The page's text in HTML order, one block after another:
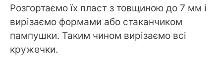
Розгортаємо їх пласт з товщиною до 7 мм і
вирізаємо формами або стаканчиком
пампушки. Таким чином вирізаємо всі
кружечки.